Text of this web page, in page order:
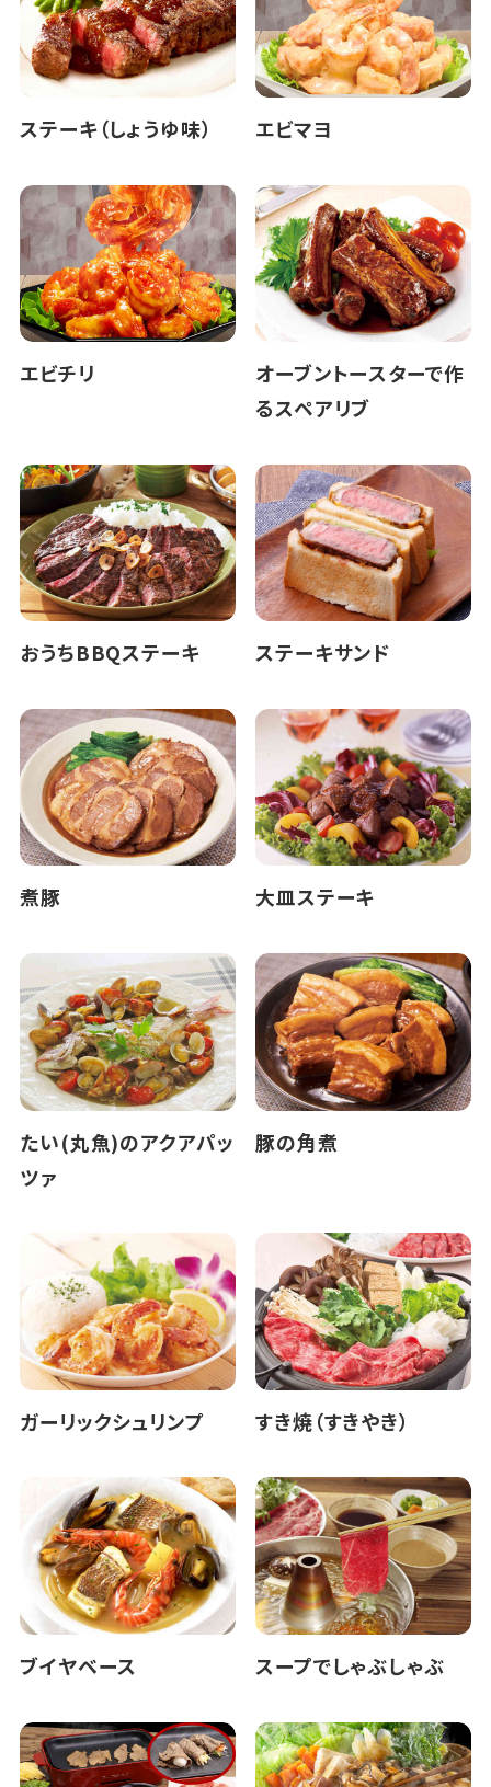
ステーキ（しょうゆ味） エビマヨ
エビチリ
オーブントースターで作
るスペアリブ
おうちBBQステーキ ステーキサンド
煮豚 大皿ステーキ
たい(丸魚)のアクアパッ
ツァ
豚の角煮
ガーリックシュリンプ すき焼（すきやき）
ブイヤベース スープでしゃぶしゃぶ